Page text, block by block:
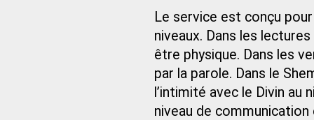
Le service est conçu
niveaux. Dans les
être physique. Dans les
par la parole. Dans le
l’intimité avec le Divin au
niveau de